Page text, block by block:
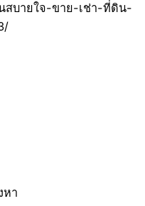
สบายใจ-ขาย-เช่า-ที่ดิน-
หา